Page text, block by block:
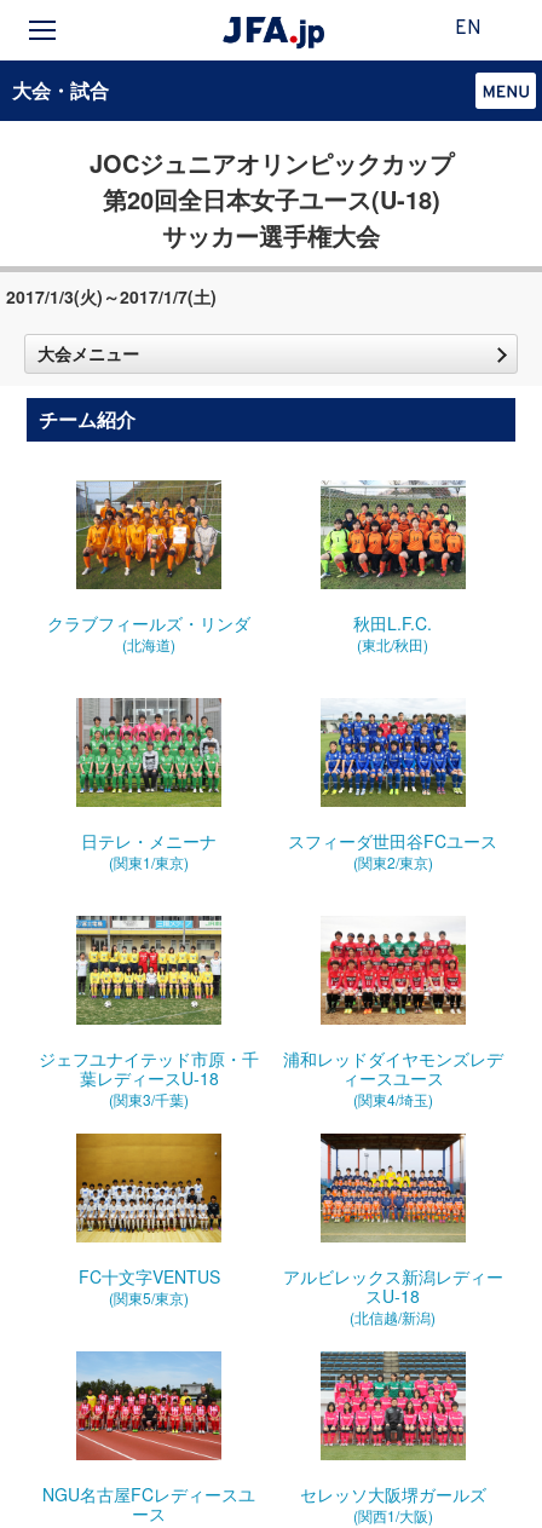
EN
大会・試合
JOCジュニアオリンピックカップ
第20回全日本女子ユース(U-18)
サッカー選手権大会
2017/1/3(火)～2017/1/7(土)
大会メニュー
チーム紹介
クラブフィールズ・リンダ
(北海道)
秋田L.F.C.
(東北/秋田)
日テレ・メニーナ
(関東1/東京)
スフィーダ世田谷FCユース
(関東2/東京)
ジェフユナイテッド市原・千
葉レディースU-18
(関東3/千葉)
浦和レッドダイヤモンズレデ
ィースユース
(関東4/埼玉)
FC十文字VENTUS
(関東5/東京)
アルビレックス新潟レディー
スU-18
(北信越/新潟)
NGU名古屋FCレディースユ
ース
セレッソ大阪堺ガールズ
(関西1/大阪)